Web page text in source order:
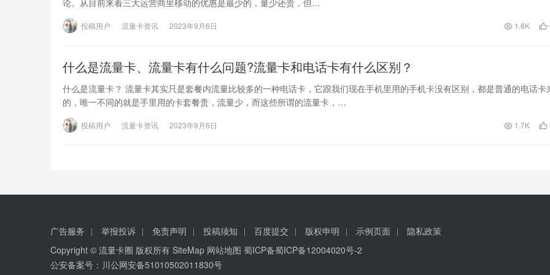
投稿用户 流量卡资讯 2023年9月6日 1.8K
什么是流量卡、流量卡有什么问题?流量卡和电话卡有什么区别？
什么是流量卡？ 流量卡其实只是套餐内流量比较多的一种电话卡，它跟我们现在手机里用的手机卡没有区别，都是普通的电话卡
的，唯一不同的就是手里用的卡套餐贵，流量少，而这些所谓的流量卡，…
投稿用户 流量卡资讯 2023年9月6日 1.7K
广告服务 举报投诉 免责声明 投稿须知 百度提交 版权申明 示例页面
隐私政策
Copyright © 流量卡圈 版权所有 SiteMap 网站地图 蜀ICP备蜀ICP备12004020号-2
公安备案号：川公网安备51010502011830号